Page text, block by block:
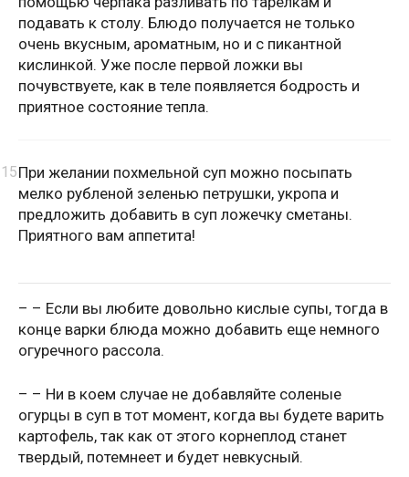
подавать к столу. Блюдо получается не только
очень вкусным, ароматным, но и с пикантной
кислинкой. Уже после первой ложки вы
почувствуете, как в теле появляется бодрость и
приятное состояние тепла.
При желании похмельной суп можно посыпать
мелко рубленой зеленью петрушки, укропа и
предложить добавить в суп ложечку сметаны.
Приятного вам аппетита!
– – Если вы любите довольно кислые супы, тогда в
конце варки блюда можно добавить еще немного
огуречного рассола.
– – Ни в коем случае не добавляйте соленые
огурцы в суп в тот момент, когда вы будете варить
картофель, так как от этого корнеплод станет
твердый, потемнеет и будет невкусный.